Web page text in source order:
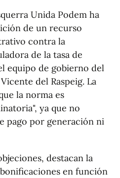
Unida Podem ha
de un recurso
contra la
de la tasa de
equipo de gobierno del
del Raspeig. La
la norma es
ya que no
pago por generación ni
destacan la
en función